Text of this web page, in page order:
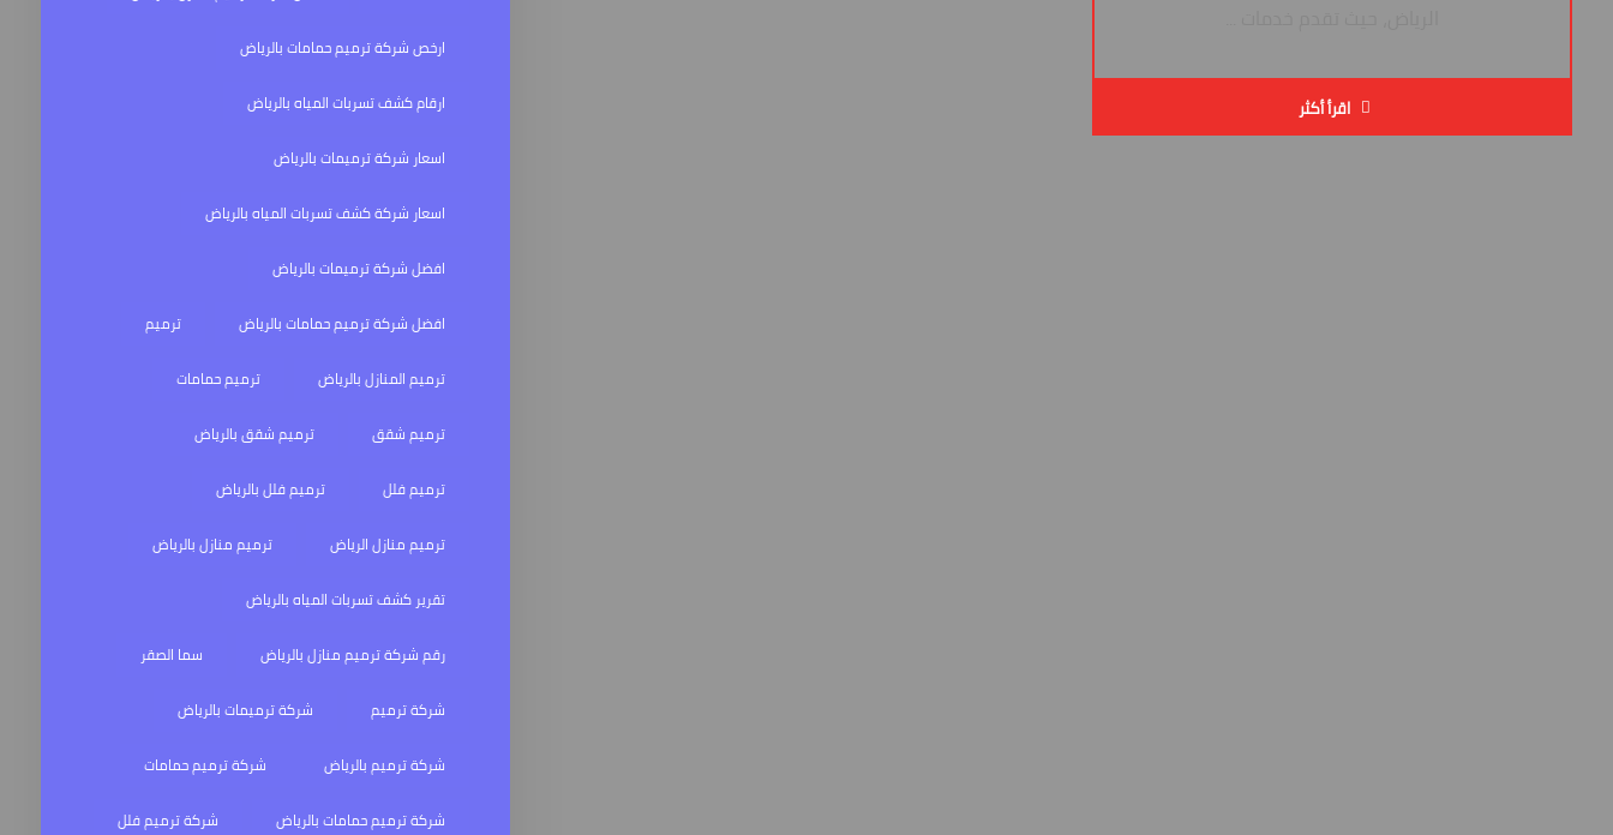
اقرأ أكثر
ارخص شركة ترميم حمامات بالرياض
ارقام كشف تسربات المياه بالرياض
اسعار شركة ترميمات بالرياض
اسعار شركة كشف تسربات المياه بالرياض
افضل شركة ترميمات بالرياض
افضل شركة ترميم حمامات بالرياض
ترميم
ترميم المنازل بالرياض
ترميم حمامات
ترميم شقق
ترميم شقق بالرياض
ترميم فلل
ترميم فلل بالرياض
ترميم منازل الرياض
ترميم منازل بالرياض
تقرير كشف تسربات المياه بالرياض
رقم شركة ترميم منازل بالرياض
سما الصقر
شركة ترميم
شركة ترميمات بالرياض
شركة ترميم بالرياض
شركة ترميم حمامات
شركة ترميم حمامات بالرياض
شركة ترميم فلل